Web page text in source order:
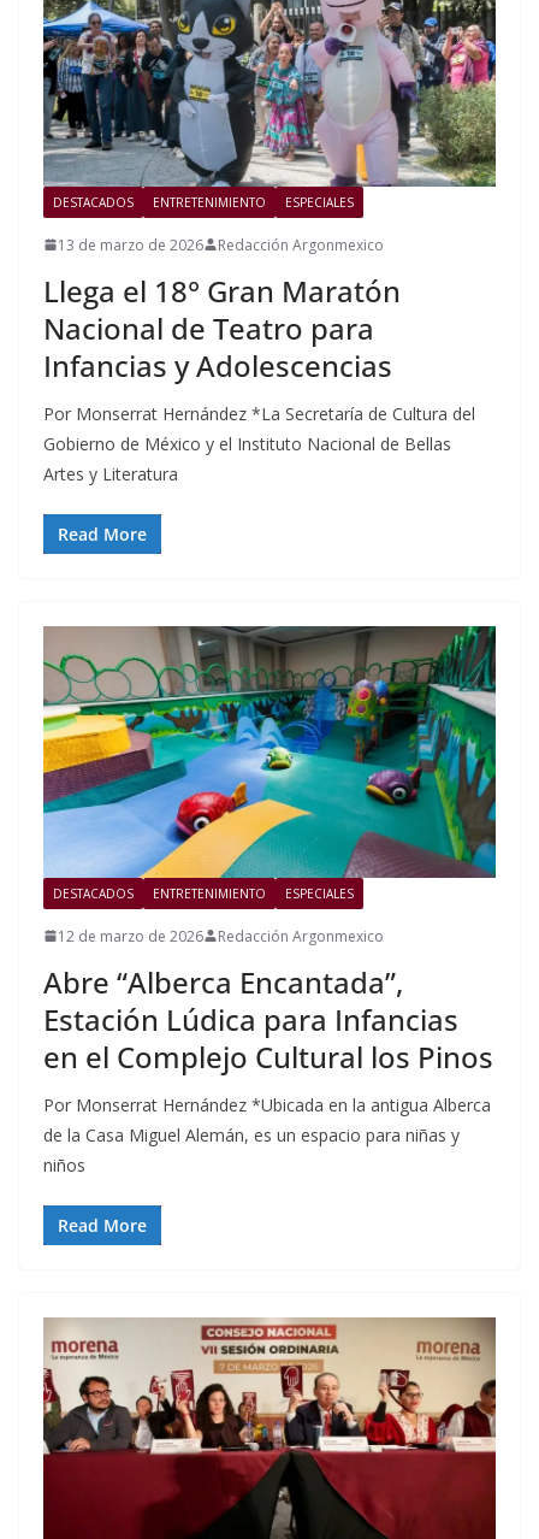
DESTACADOS ENTRETENIMIENTO ESPECIALES
13 de marzo de 2026 Redacción Argonmexico
Llega el 18° Gran Maratón
Nacional de Teatro para
Infancias y Adolescencias
Por Monserrat Hernández *La Secretaría de Cultura del
Gobierno de México y el Instituto Nacional de Bellas
Artes y Literatura
Read More
DESTACADOS ENTRETENIMIENTO ESPECIALES
12 de marzo de 2026 Redacción Argonmexico
Abre “Alberca Encantada”,
Estación Lúdica para Infancias
en el Complejo Cultural los Pinos
Por Monserrat Hernández *Ubicada en la antigua Alberca
de la Casa Miguel Alemán, es un espacio para niñas y
niños
Read More